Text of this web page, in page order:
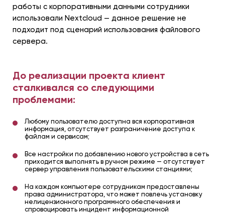
работы с корпоративными данными сотрудники
использовали Nextcloud — данное решение не
подходит под сценарий использования файлового
сервера.
До реализации проекта клиент
сталкивался со следующими
проблемами:
Любому пользователю доступна вся корпоративная
информация, отсутствует разграничение доступа к
файлам и сервисам;
Все настройки по добавлению нового устройства в сеть
приходится выполнять в ручном режиме — отсутствует
сервер управления пользовательскими станциями;
На каждом компьютере сотрудникам предоставлены
права администратора, что может повлечь установку
нелицензионного программного обеспечения и
спровоцировать инцидент информационной